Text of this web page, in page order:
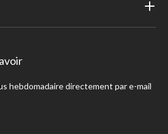
hebdomadaire directement par e-mail